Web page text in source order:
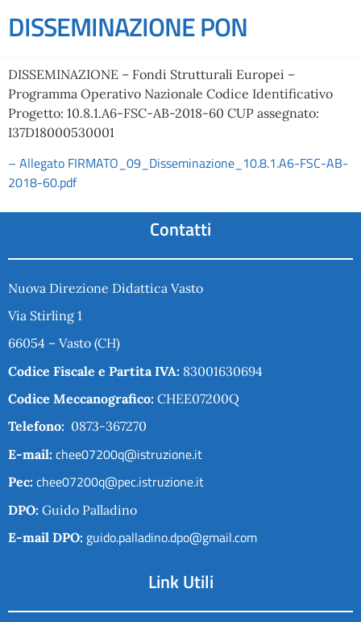
DISSEMINAZIONE PON
DISSEMINAZIONE – Fondi Strutturali Europei –
Programma Operativo Nazionale Codice Identificativo
Progetto: 10.8.1.A6-FSC-AB-2018-60 CUP assegnato:
I37D18000530001
– Allegato FIRMATO_09_Disseminazione_10.8.1.A6-FSC-AB-
2018-60.pdf
Contatti
Nuova Direzione Didattica Vasto
Via Stirling 1
66054 – Vasto (CH)
Codice Fiscale e Partita IVA: 83001630694
Codice Meccanografico: CHEE07200Q
Telefono: 0873-367270
E-mail: chee07200q@istruzione.it
Pec: chee07200q@pec.istruzione.it
DPO: Guido Palladino
E-mail DPO: guido.palladino.dpo@gmail.com
Link Utili